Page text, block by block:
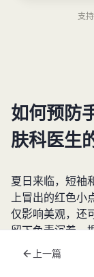
支
如何预防
肤科医生
夏日来临，短袖
上冒出的红色
仅影响美观，还
留下色素沉着。
手臂上长红色的
其在18-35岁人
上一篇